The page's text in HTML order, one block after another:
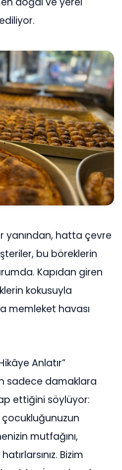
yanından, hatta çevre
bu böreklerin
Kapıdan giren
kokusuyla
memleket havası
Anlatır”
sadece damaklara
ettiğini söylüyor:
çocukluğunuzun
mutfağını,
Bizim